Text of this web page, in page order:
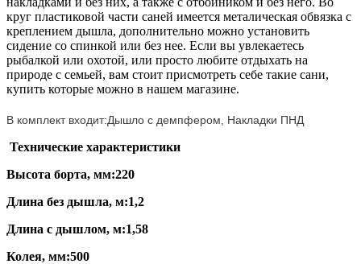
круг пластиковой части саней имеется металическая обвязка с
креплением дышла, дополнительно можно установить
сидение со спинкой или без нее. Если вы увлекаетесь
рыбалкой или охотой, или просто любите отдыхать на
природе с семьей, вам стоит присмотреть себе такие сани,
купить которые можно в нашем магазине.
В комплект входит:Дышло с демпфером, Накладки ПНД
Технические характеристики
Высота борта, мм:220
Длина без дышла, м:1,2
Длина с дышлом, м:1,58
Колея, мм:500